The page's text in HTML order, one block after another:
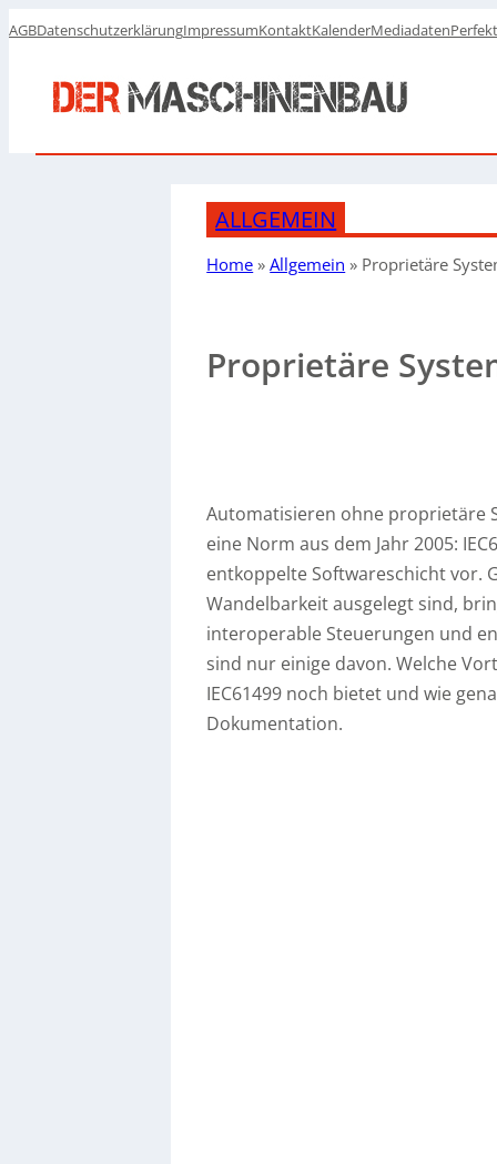
AGBDatenschutzerklärungImpressumKontaktKalenderMediadaten
ALLGEMEIN
Home »Allgemein » Proprietäre
Proprietäre
Automatisieren ohne proprietäre
eine Norm aus dem Jahr 2005:
entkoppelte Softwareschicht vor.
Wandelbarkeit ausgelegt sind,
interoperable Steuerungen und
sind nur einige davon. Welche
IEC61499 noch bietet und wie
Dokumentation.